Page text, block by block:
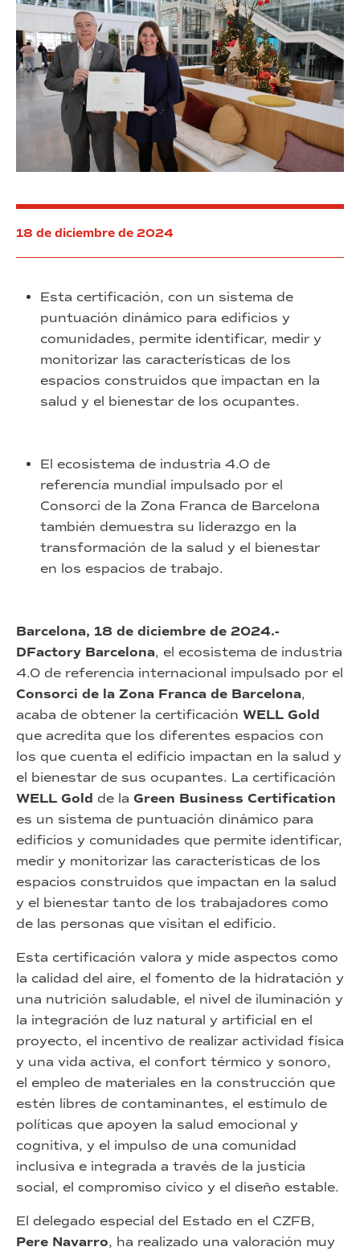
18 de diciembre de 2024
Esta certificación, con un sistema de
puntuación dinámico para edificios y
comunidades, permite identificar, medir y
monitorizar las características de los
espacios construidos que impactan en la
salud y el bienestar de los ocupantes.
El ecosistema de industria 4.0 de
referencia mundial impulsado por el
Consorci de la Zona Franca de Barcelona
también demuestra su liderazgo en la
transformación de la salud y el bienestar
en los espacios de trabajo.
Barcelona, 18 de diciembre de 2024.-
DFactory Barcelona, el ecosistema de industria
4.0 de referencia internacional impulsado por el
Consorci de la Zona Franca de Barcelona,
acaba de obtener la certificación WELL Gold
que acredita que los diferentes espacios con
los que cuenta el edificio impactan en la salud y
el bienestar de sus ocupantes. La certificación
WELL Gold de la Green Business Certification
es un sistema de puntuación dinámico para
edificios y comunidades que permite identificar,
medir y monitorizar las características de los
espacios construidos que impactan en la salud
y el bienestar tanto de los trabajadores como
de las personas que visitan el edificio.
Esta certificación valora y mide aspectos como
la calidad del aire, el fomento de la hidratación y
una nutrición saludable, el nivel de iluminación y
la integración de luz natural y artificial en el
proyecto, el incentivo de realizar actividad física
y una vida activa, el confort térmico y sonoro,
el empleo de materiales en la construcción que
estén libres de contaminantes, el estímulo de
políticas que apoyen la salud emocional y
cognitiva, y el impulso de una comunidad
inclusiva e integrada a través de la justicia
social, el compromiso cívico y el diseño estable.
El delegado especial del Estado en el CZFB,
Pere Navarro, ha realizado una valoración muy
intralogística